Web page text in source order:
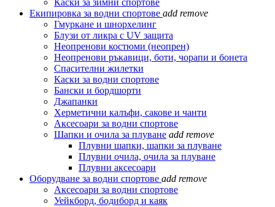
Каски за зимни спортове
Екипировка за водни спортове add remove
Гмуркане и шнорхелинг
Блузи от ликра с UV защита
Неопренови костюми (неопрен)
Неопренови ръкавици, боти, чорапи и бонета
Спасителни жилетки
Каски за водни спортове
Бански и бордшорти
Джапанки
Херметични калъфи, сакове и чанти
Аксесоари за водни спортове
Шапки и очила за плуване add remove
Плувни шапки, шапки за плуване
Плувни очила, очила за плуване
Плувни аксесоари
Оборудване за водни спортове add remove
Аксесоари за водни спортове
Уейкборд, бодиборд и каяк